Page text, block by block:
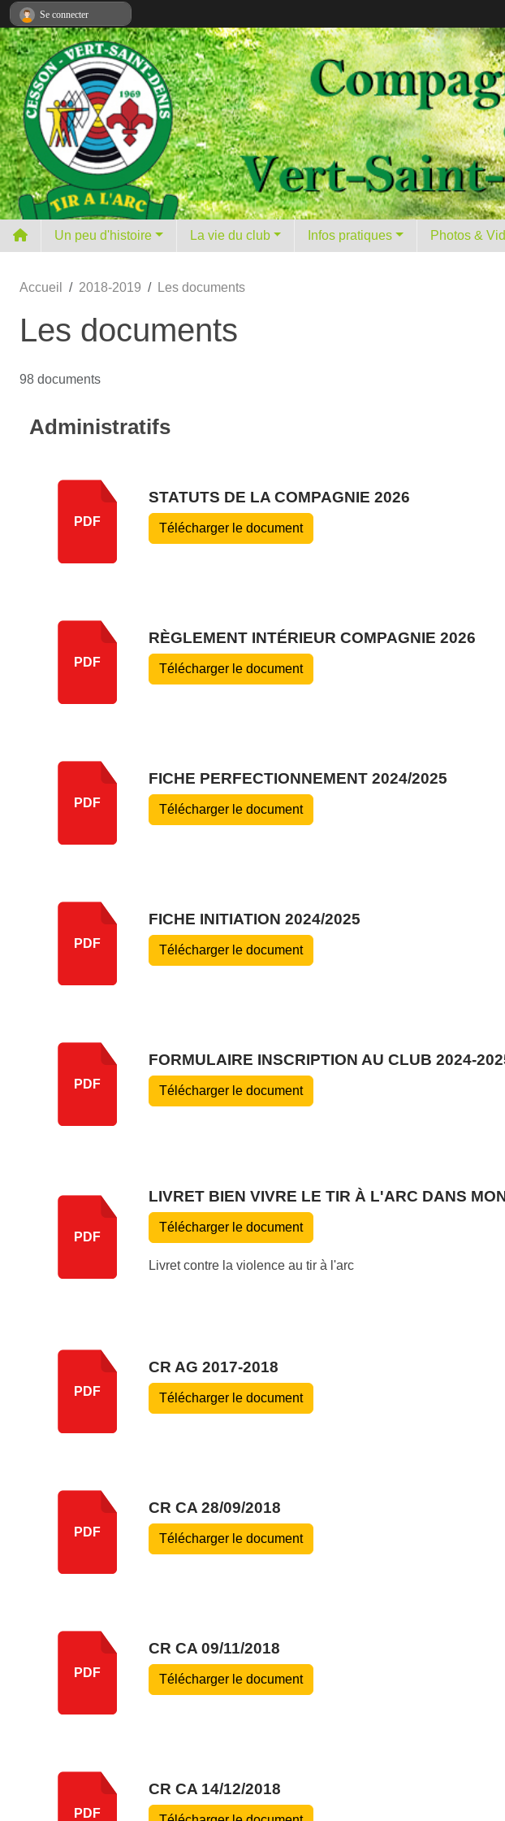
Un peu d'histoire La vie du club Infos pratiques Photos &
Accueil 2018-2019 Les documents
Les documents
98 documents
Administratifs
PDF
STATUTS DE LA COMPAGNIE 2026
Télécharger le document
PDF
RÈGLEMENT INTÉRIEUR COMPAGNIE 2026
Télécharger le document
PDF
FICHE PERFECTIONNEMENT 2024/2025
Télécharger le document
PDF
FICHE INITIATION 2024/2025
Télécharger le document
PDF
FORMULAIRE INSCRIPTION AU CLUB 2024-
Télécharger le document
PDF
LIVRET BIEN VIVRE LE TIR À L'ARC DANS
Télécharger le document
Livret contre la violence au tir à l'arc
PDF
CR AG 2017-2018
Télécharger le document
PDF
CR CA 28/09/2018
Télécharger le document
PDF
CR CA 09/11/2018
Télécharger le document
PDF
CR CA 14/12/2018
Se connecter
Panneau de gestion des cookies